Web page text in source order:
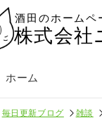
酒田のホームペ
株式会社
ホーム
毎日更新ブログ 雑談